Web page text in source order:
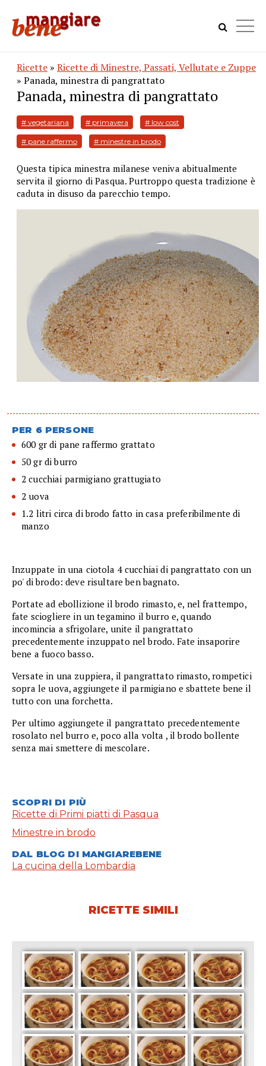
Ricette » Ricette di Minestre, Passati, Vellutate e Zuppe
» Panada, minestra di pangrattato
Panada, minestra di pangrattato
# vegetariana # primavera # low cost
# pane raffermo # minestre in brodo
Questa tipica minestra milanese veniva abitualmente
servita il giorno di Pasqua. Purtroppo questa tradizione è
caduta in disuso da parecchio tempo.
PER 6 PERSONE
600 gr di pane raffermo grattato
50 gr di burro
2 cucchiai parmigiano grattugiato
2 uova
1.2 litri circa di brodo fatto in casa preferibilmente di
manzo
Inzuppate in una ciotola 4 cucchiai di pangrattato con un
po' di brodo: deve risultare ben bagnato.
Portate ad ebollizione il brodo rimasto, e, nel frattempo,
fate sciogliere in un tegamino il burro e, quando
incomincia a sfrigolare, unite il pangrattato
precedentemente inzuppato nel brodo. Fate insaporire
bene a fuoco basso.
Versate in una zuppiera, il pangrattato rimasto, rompetici
sopra le uova, aggiungete il parmigiano e sbattete bene il
tutto con una forchetta.
Per ultimo aggiungete il pangrattato precedentemente
rosolato nel burro e, poco alla volta , il brodo bollente
senza mai smettere di mescolare.
SCOPRI DI PIÙ
Ricette di Primi piatti di Pasqua
Minestre in brodo
DAL BLOG DI MANGIAREBENE
La cucina della Lombardia
RICETTE SIMILI